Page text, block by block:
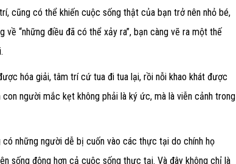
cũng có thể khiến cuộc sống thật của bạn trở nên nhỏ bé,
“những điều đã có thể xảy ra”, bạn càng vẽ ra một thế
hóa giải, tâm trí cứ tua đi tua lại, rồi nỗi khao khát được
người mắc kẹt không phải là ký ức, mà là viễn cảnh trong
những người dễ bị cuốn vào các thực tại do chính họ
sống động hơn cả cuộc sống thực tại. Và đây không chỉ là